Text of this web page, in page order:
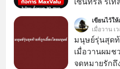
ใจของตัวเอ
ของคนรอบข้
#boundary
เท๋dinnertalk
ตลาดหลักทรั
เข้าทำการเ
(ไทยแลนด์) จ
ไทย
เขียนไว้ให้
เมื่อวาน เ
มนุษย์รุ่นสุด
เมื่อวานผมช
จดหมายรักถึงอาม่า หนั